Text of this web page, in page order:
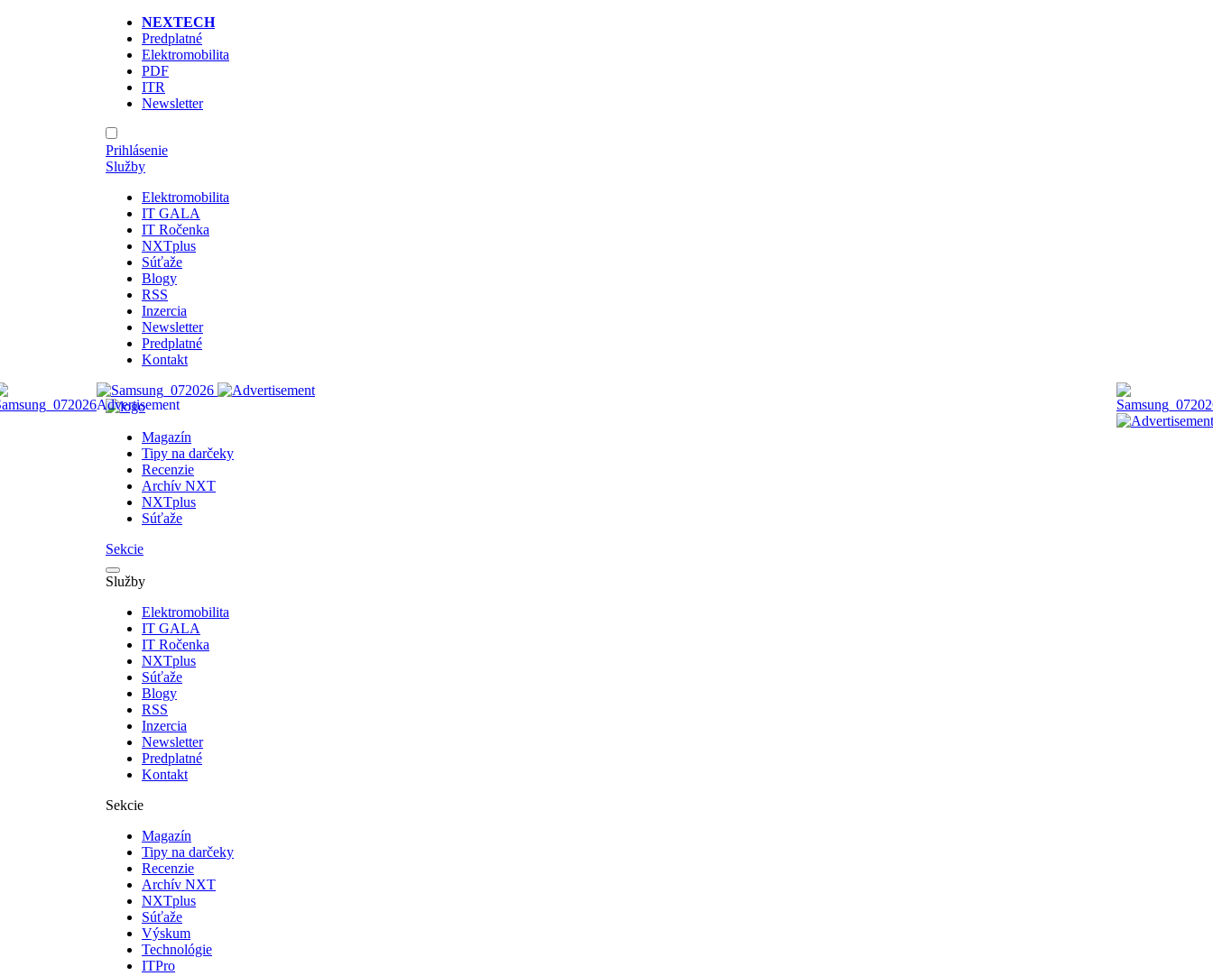
NEXTECH
Predplatné
Elektromobilita
PDF
ITR
Newsletter
Prihlásenie
Služby
Elektromobilita
IT GALA
IT Ročenka
NXTplus
Súťaže
Blogy
RSS
Inzercia
Newsletter
Predplatné
Kontakt
Magazín
Tipy na darčeky
Recenzie
Archív NXT
NXTplus
Súťaže
Sekcie
Služby
Elektromobilita
IT GALA
IT Ročenka
NXTplus
Súťaže
Blogy
RSS
Inzercia
Newsletter
Predplatné
Kontakt
Sekcie
Magazín
Tipy na darčeky
Recenzie
Archív NXT
NXTplus
Súťaže
Výskum
Technológie
ITPro